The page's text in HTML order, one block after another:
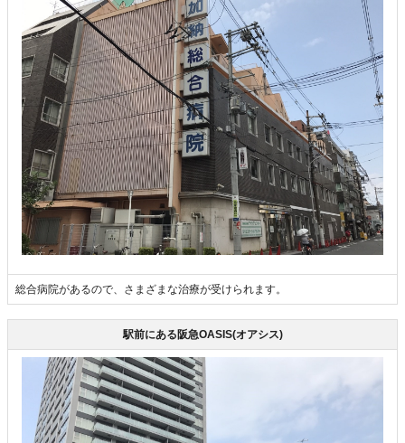
総合病院があるので、さまざまな治療が受けられます。
駅前にある阪急OASIS(オアシス)